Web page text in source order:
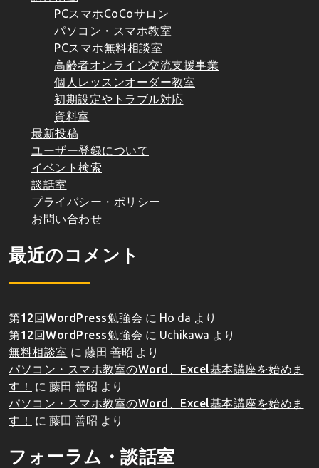
PCスマホCoCoサロン
パソコン・スマホ教室
PCスマホ無料相談室
高齢者オンライン交流支援事業
個人レッスンオーダー教室
初期設定やトラブル対応
資料室
最新投稿
ユーザー登録について
イベント検索
談話室
プライバシー・ポリシー
お問い合わせ
最近のコメント
第12回WordPress勉強会 に Ho da より
第12回WordPress勉強会 に Uchikawa より
無料相談室 に 藤田 善昭 より
パソコン・スマホ教室のWord、Excel基本講座を始めま
す！
に 藤田 善昭 より
パソコン・スマホ教室のWord、Excel基本講座を始めま
す！
に 藤田 善昭 より
フォーラム・談話室